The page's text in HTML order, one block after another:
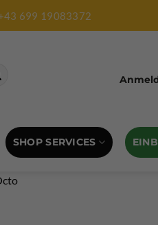
699 19083372
SHOP SERVICES